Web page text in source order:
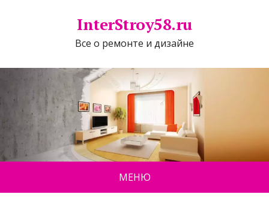
InterStroy58.ru
Все о ремонте и дизайне
МЕНЮ